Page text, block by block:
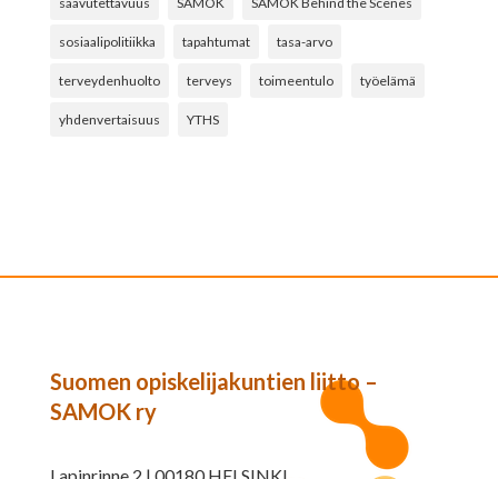
sosiaalipolitiikka tapahtumat tasa-arvo
terveydenhuolto terveys toimeentulo työelämä
yhdenvertaisuus YTHS
Suomen opiskelijakuntien liitto –
SAMOK ry